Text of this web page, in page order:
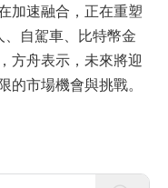
加速融合，正在重塑
自駕車、比特幣金
方舟表示，未來將迎
的市場機會與挑戰。